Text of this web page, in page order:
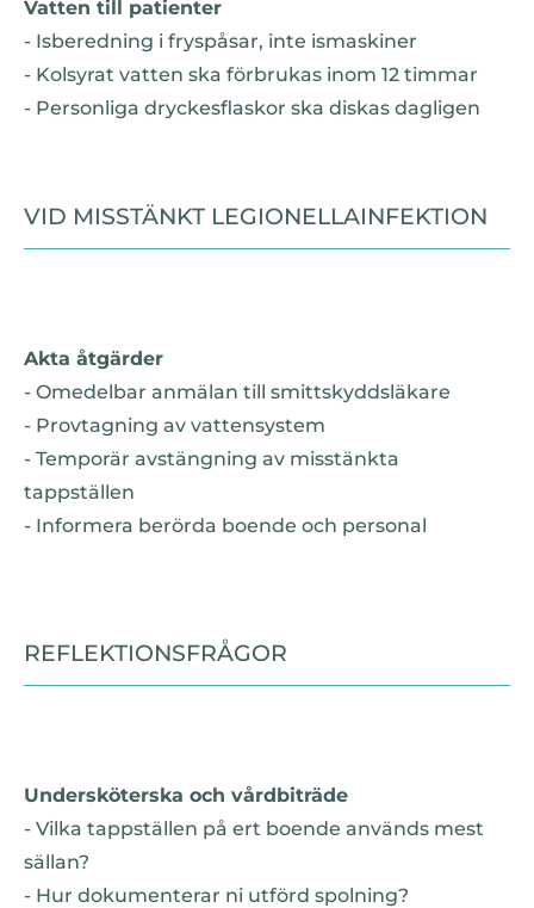
Vatten till patienter
- Isberedning i fryspåsar, inte ismaskiner
- Kolsyrat vatten ska förbrukas inom 12 timmar
- Personliga dryckesflaskor ska diskas dagligen
VID MISSTÄNKT LEGIONELLAINFEKTION
Akta åtgärder
- Omedelbar anmälan till smittskyddsläkare
- Provtagning av vattensystem
- Temporär avstängning av misstänkta
tappställen
- Informera berörda boende och personal
REFLEKTIONSFRÅGOR
Undersköterska och vårdbiträde
- Vilka tappställen på ert boende används mest
sällan?
- Hur dokumenterar ni utförd spolning?